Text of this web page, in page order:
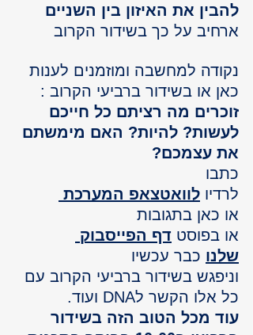
להבין את האיזון בין השניים
ארחיב על כך בשידור הקרוב
נקודה למחשבה ומוזמנים לענות
כאן או בשידור ברביעי הקרוב :
זוכרים מה רציתם כל חייכם
לעשות? להיות? האם מימשתם
את עצמכם?
כתבו
לרדיו לוואטצאפ המערכת
או כאן בתגובות
או בפוסט דף הפייסבוק
שלנו כבר עכשיו
וניפגש בשידור ברביעי הקרוב עם
כל אלו הקשר לDNA ועוד.
עוד מכל הטוב הזה בשידור